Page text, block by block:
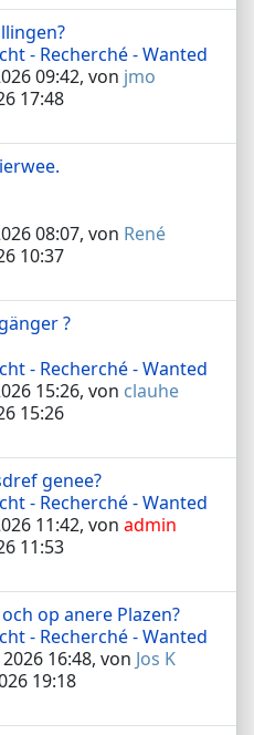
- Recherché - Wanted
09:42, von jmo
17:48
08:07, von René
10:37
?
- Recherché - Wanted
15:26, von clauhe
15:26
genee?
- Recherché - Wanted
11:42, von admin
11:53
op anere Plazen?
- Recherché - Wanted
16:48, von Jos K
19:18